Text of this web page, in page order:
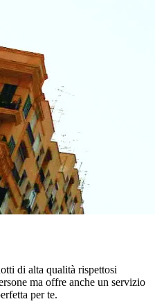
di alta qualità rispettosi
ma offre anche un servizio
per te.